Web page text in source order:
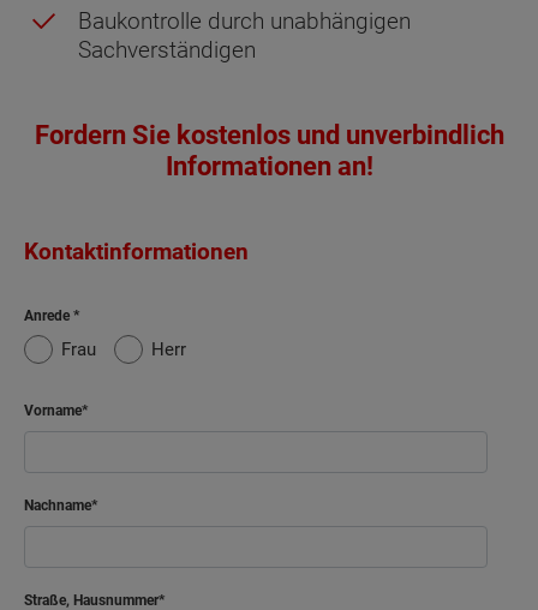
Baukontrolle durch unabhängigen
Sachverständigen
Fordern Sie kostenlos und unverbindlich
Informationen an!
Kontaktinformationen
Anrede
Frau Herr
Vorname
Nachname
Straße, Hausnummer